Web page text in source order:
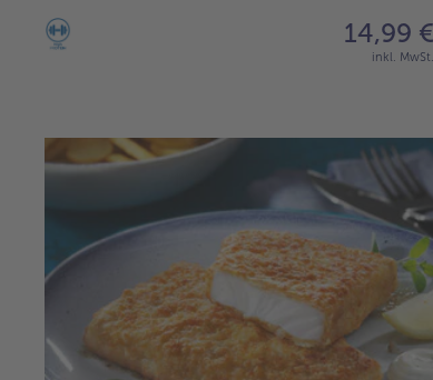
14,99 €
inkl. MwSt.